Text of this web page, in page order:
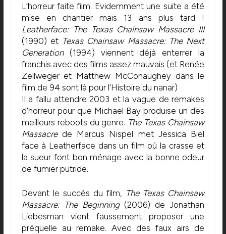
L’horreur faite film. Evidemment une suite a été
mise en chantier mais 13 ans plus tard !
Leatherface: The Texas Chainsaw Massacre III
(1990) et Texas Chainsaw Massacre: The Next
Generation(1994) viennent déjà enterrer la
franchis avec des films assez mauvais (et Renée
Zellweger et Matthew McConaughey dans le
film de 94 sont là pour l’Histoire du nanar)
Il a fallu attendre 2003 et la vague de remakes
d’horreur pour que Michael Bay produise un des
meilleurs reboots du genre. The Texas Chainsaw
Massacrede Marcus Nispel met Jessica Biel
face à Leatherface dans un film où la crasse et
la sueur font bon ménage avec la bonne odeur
de fumier putride.
Devant le succès du film, The Texas Chainsaw
Massacre: The Beginning(2006) de Jonathan
Liebesman vient faussement proposer une
préquelle au remake. Avec des faux airs de